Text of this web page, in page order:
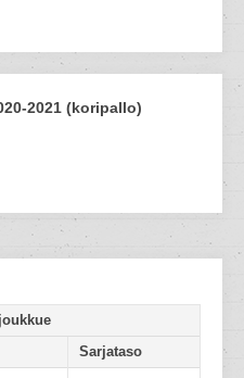
2021 (koripallo)
Sarjataso